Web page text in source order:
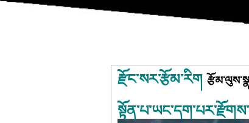
རྫོང་སར་རྩོམ་རིག